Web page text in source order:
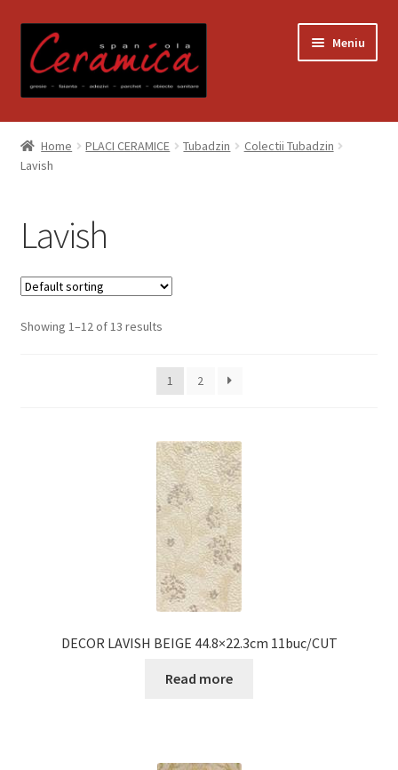
la
navigare
la
conținut
Meniu
Prima pagină
Blog
Politică de confidențialitate
Magazin
Home PLACI CERAMICE Tubadzin
Colectii Tubadzin
Lavish
Lavish
Showing 1–12 of 13 results
1 2
DECOR LAVISH BEIGE 44.8×22.3cm 11buc/CUT
Read more